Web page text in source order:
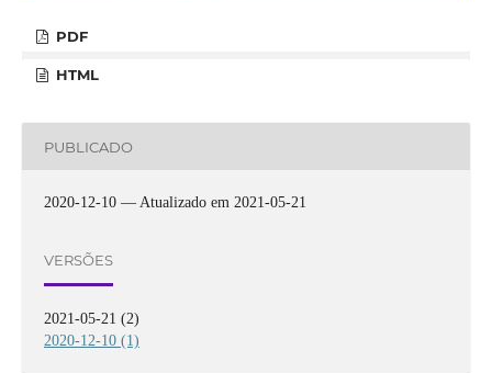
PDF
HTML
PUBLICADO
2020-12-10 — Atualizado em 2021-05-21
VERSÕES
2021-05-21 (2)
2020-12-10 (1)